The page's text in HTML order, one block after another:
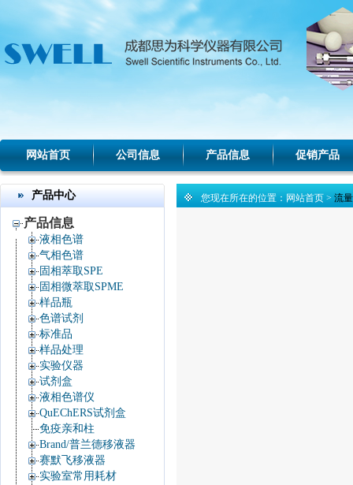
网站首页 公司信息 产品信息 促销产品
产品中心
产品信息
液相色谱
气相色谱
固相萃取SPE
固相微萃取SPME
样品瓶
色谱试剂
标准品
样品处理
实验仪器
试剂盒
液相色谱仪
QuEChERS试剂盒
免疫亲和柱
Brand/普兰德移液器
赛默飞移液器
实验室常用耗材
您现在所在的位置： 网站首页 > 流